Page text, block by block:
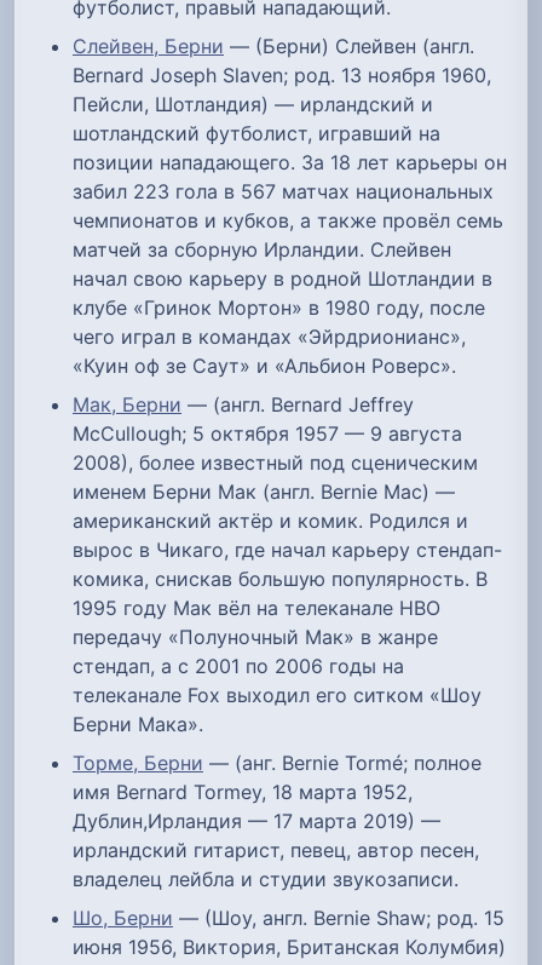
футболист, правый нападающий.
Слейвен, Берни — (Берни) Слейвен (англ.
Bernard Joseph Slaven; род. 13 ноября 1960,
Пейсли, Шотландия) — ирландский и
шотландский футболист, игравший на
позиции нападающего. За 18 лет карьеры он
забил 223 гола в 567 матчах национальных
чемпионатов и кубков, а также провёл семь
матчей за сборную Ирландии. Слейвен
начал свою карьеру в родной Шотландии в
клубе «Гринок Мортон» в 1980 году, после
чего играл в командах «Эйрдрионианс»,
«Куин оф зе Саут» и «Альбион Роверс».
Мак, Берни — (англ. Bernard Jeffrey
McCullough; 5 октября 1957 — 9 августа
2008), более известный под сценическим
именем Берни Мак (англ. Bernie Mac) —
американский актёр и комик. Родился и
вырос в Чикаго, где начал карьеру стендап-
комика, снискав большую популярность. В
1995 году Мак вёл на телеканале HBO
передачу «Полуночный Мак» в жанре
стендап, а с 2001 по 2006 годы на
телеканале Fox выходил его ситком «Шоу
Берни Мака».
Торме, Берни — (анг. Bernie Tormé; полное
имя Bernard Tormey, 18 марта 1952,
Дублин,Ирландия — 17 марта 2019) —
ирландский гитарист, певец, автор песен,
владелец лейбла и студии звукозаписи.
Шо, Берни — (Шоу, англ. Bernie Shaw; род. 15
июня 1956, Виктория, Британская Колумбия)